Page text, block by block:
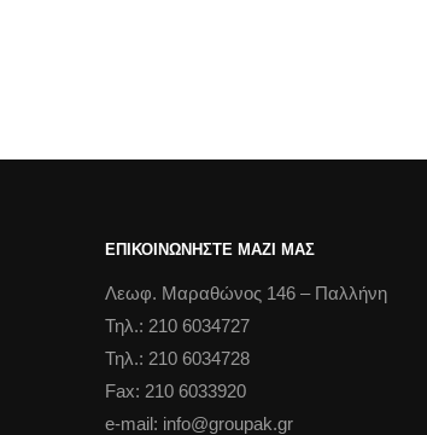
ΕΠΙΚΟΙΝΩΝΗΣΤΕ ΜΑΖΙ ΜΑΣ
Λεωφ. Μαραθώνος 146 – Παλλήνη
Τηλ.: 210 6034727
Τηλ.: 210 6034728
Fax: 210 6033920
e-mail: info@groupak.gr